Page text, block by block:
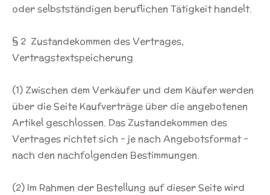
oder selbstständigen beruflichen Tätigkeit handelt.
§ 2 Zustandekommen des Vertrages,
Vertragstextspeicherung
(1) Zwischen dem Verkäufer und dem Käufer werden
über die Seite Kaufverträge über die angebotenen
Artikel geschlossen. Das Zustandekommen des
Vertrages richtet sich - je nach Angebotsformat -
nach den nachfolgenden Bestimmungen.
(2) Im Rahmen der Bestellung auf dieser Seite wird